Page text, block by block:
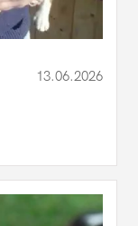
13.06.2026